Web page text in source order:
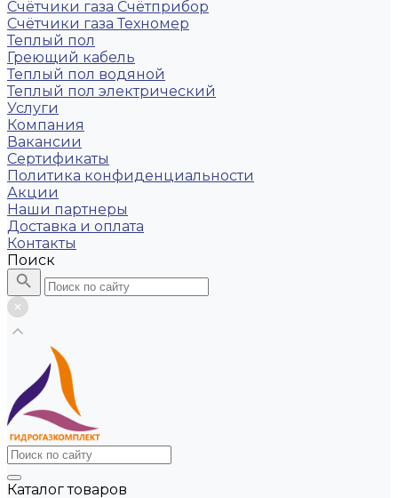
Счётчики газа Счётприбор
Счётчики газа Техномер
Теплый пол
Греющий кабель
Теплый пол водяной
Теплый пол электрический
Услуги
Компания
Вакансии
Сертификаты
Политика конфиденциальности
Акции
Наши партнеры
Доставка и оплата
Контакты
Поиск
Каталог товаров